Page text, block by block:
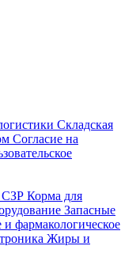
Складская
Согласие на
СЗР Корма для
Запасные
фармакологическое
Жиры и